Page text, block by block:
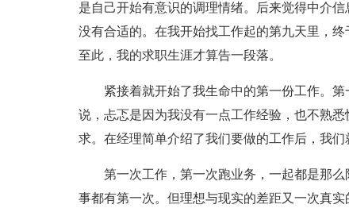
是自己开始有意识的调理情绪。后来觉得中介
没有合适的。在我开始找工作起的第九天里，
至此，我的求职生涯才算告一段落。
紧接着就开始了我生命中的第一份工作。第
说，忐忑是因为我没有一点工作经验，也不熟
求。在经理简单介绍了我们要做的工作后，我们
第一次工作，第一次跑业务，一起都是那么
事都有第一次。但理想与现实的差距又一次真